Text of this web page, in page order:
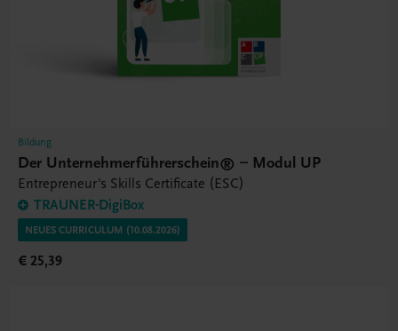
Bildung
Der Unternehmerführerschein® – Modul UP
Entrepreneur's Skills Certificate (ESC)
TRAUNER-DigiBox
NEUES CURRICULUM (10.08.2026)
€ 25,39